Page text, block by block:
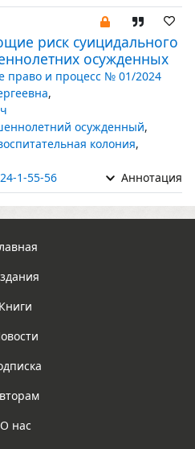
риск суицидального
осужденных
право и процесс № 01/2024
,
осужденный,
колония,
1-55-56 Аннотация
Книги
О нас